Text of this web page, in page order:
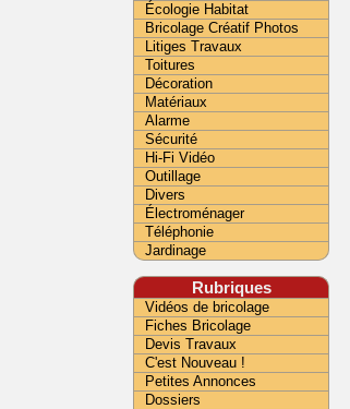
Écologie Habitat
Bricolage Créatif Photos
Litiges Travaux
Toitures
Décoration
Matériaux
Alarme
Sécurité
Hi-Fi Vidéo
Outillage
Divers
Électroménager
Téléphonie
Jardinage
Rubriques
Vidéos de bricolage
Fiches Bricolage
Devis Travaux
C'est Nouveau !
Petites Annonces
Dossiers